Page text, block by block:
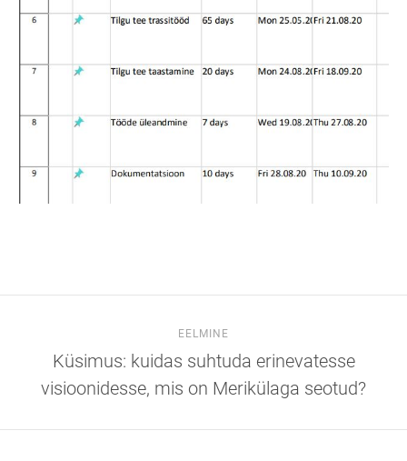
EELMINE
Küsimus: kuidas suhtuda erinevatesse
visioonidesse, mis on Merikülaga seotud?